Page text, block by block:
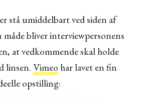
stå umiddelbart ved siden af
måde bliver interviewpersonens
at vedkommende skal holde
linsen.Vimeo har lavet en fin
opstilling: